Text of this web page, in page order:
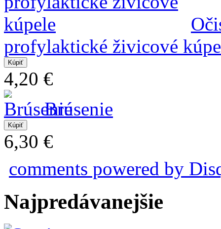
profylaktické živicové
4,20 €
Brúsenie
6,30 €
comments powered by
Najpredávanejšie